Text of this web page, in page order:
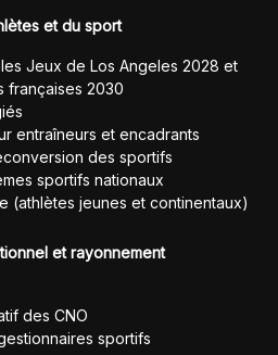
et du sport
Jeux de Los Angeles 2028 et
françaises 2030
entraîneurs et encadrants
des sportifs
sportifs nationaux
(athlètes jeunes et continentaux)
et rayonnement
des CNO
sportifs